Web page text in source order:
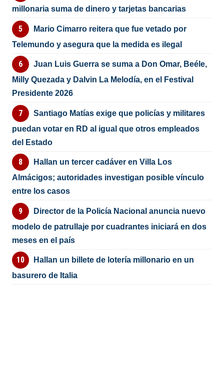
millonaria suma de dinero y tarjetas bancarias
Mario Cimarro reitera que fue vetado por
Telemundo y asegura que la medida es ilegal
Juan Luis Guerra se suma a Don Omar, Beéle,
Milly Quezada y Dalvin La Melodía, en el Festival
Presidente 2026
Santiago Matías exige que policías y militares
puedan votar en RD al igual que otros empleados
del Estado
Hallan un tercer cadáver en Villa Los
Almácigos; autoridades investigan posible vínculo
entre los casos
Director de la Policía Nacional anuncia nuevo
modelo de patrullaje por cuadrantes iniciará en dos
meses en el país
Hallan un billete de lotería millonario en un
basurero de Italia